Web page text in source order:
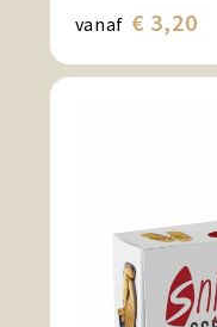
vanaf € 3,20